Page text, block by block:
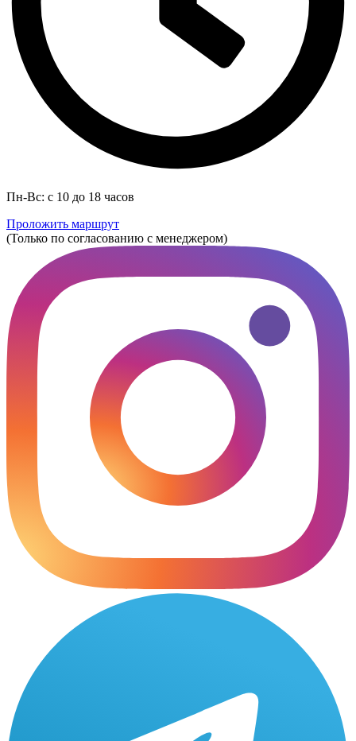
Пн-Вс: с 10 до 18 часов
Проложить маршрут
(Только по согласованию с менеджером)